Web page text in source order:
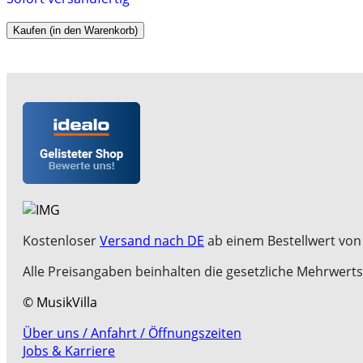
Kaufen (in den Warenkorb)
KostenloserVersand nach DE ab einem Bestellwert von
Alle Preisangaben beinhalten die gesetzliche
© MusikVilla
Über uns / Anfahrt / Öffnungszeiten
Jobs & Karriere